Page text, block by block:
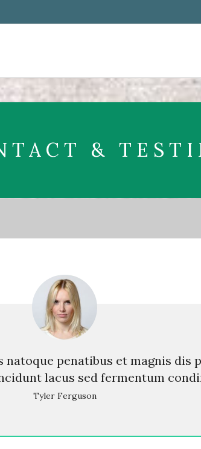
&
natoque penatibus et magnis
lacus sed fermentum
Tyler Ferguson